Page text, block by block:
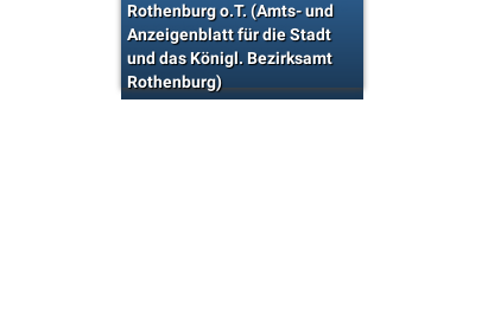
Rothenburg o.T. (Amts- und
Anzeigenblatt für die Stadt
und das Königl. Bezirksamt
Rothenburg)